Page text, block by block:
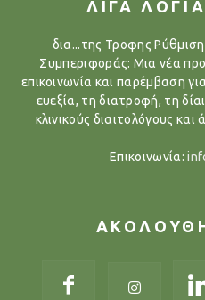
ΛΙΓΑ
δια...της Τροφης
Συμπεριφοράς: Μια νέα
επικοινωνία και παρέμβαση
ευεξία, τη διατροφή, τη
κλινικούς διαιτολόγους
Επικοινωνία: